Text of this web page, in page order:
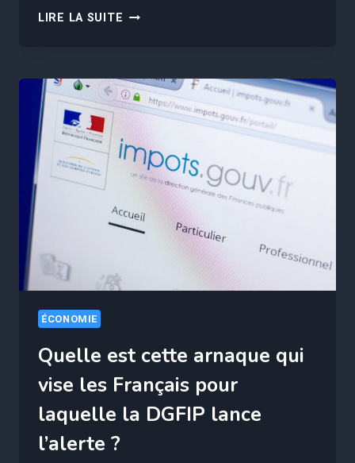
LIRE LA SUITE TROP
FAIRE
L’AFFAIRE
DU
SIÈCLE
ET
POURTANT,
C’EST
UNE
ARNAQUE
ÉCONOMIE
Quelle est cette arnaque qui
vise les Français pour
laquelle la DGFIP lance
l’alerte ?